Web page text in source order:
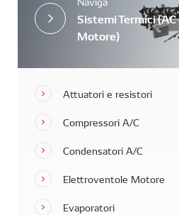
Sistemi Termici (AC
Motore)
Attuatori e resistori
Compressori A/C
Condensatori A/C
Elettroventole Motore
Evaporatori